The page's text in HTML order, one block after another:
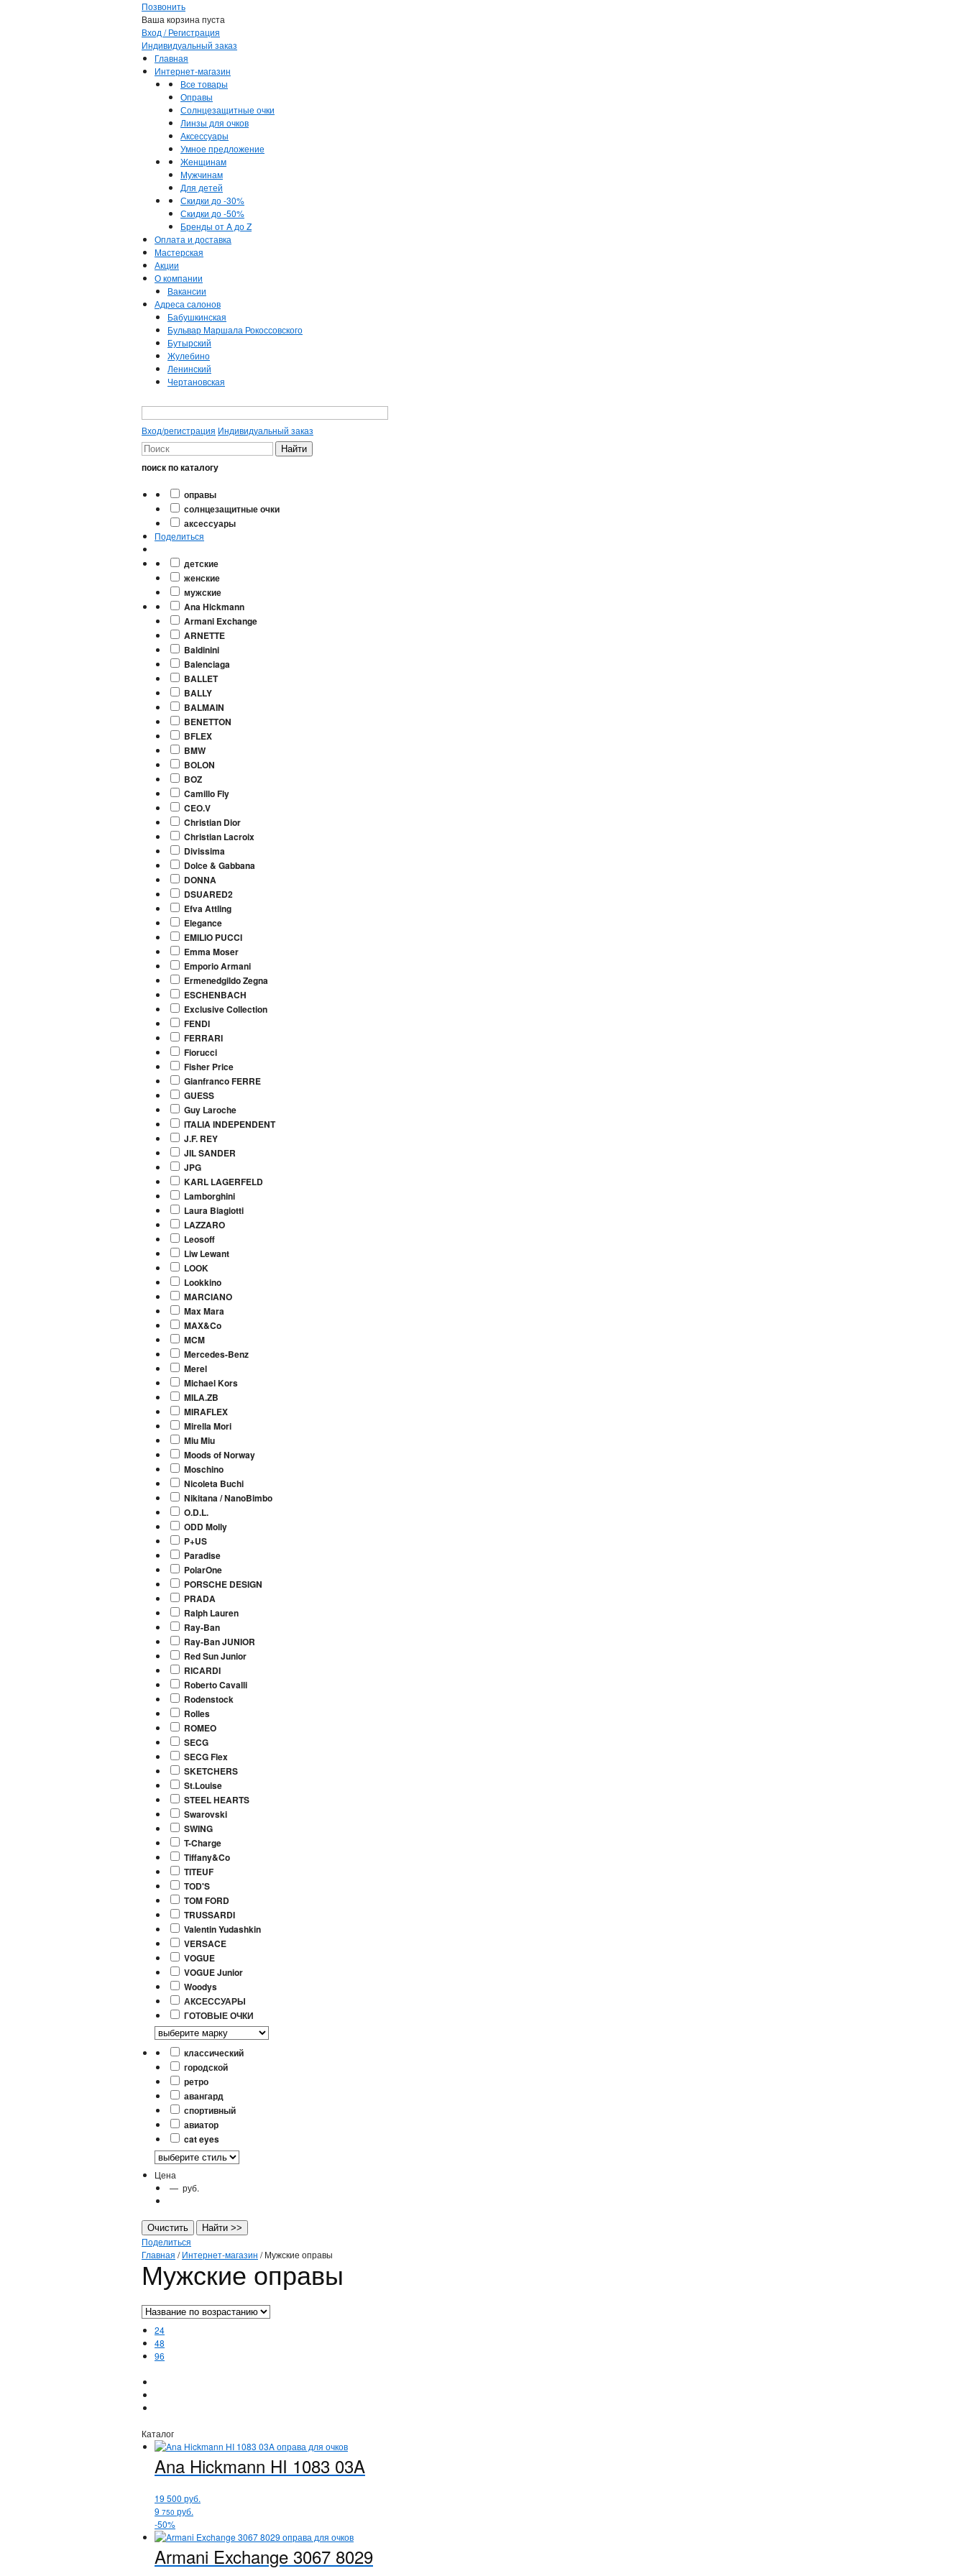
Позвонить
Ваша корзина пуста
Вход / Регистрация
Индивидуальный заказ
Главная
Интернет-магазин
Все товары
Оправы
Солнцезащитные очки
Линзы для очков
Аксессуары
Умное предложение
Женщинам
Мужчинам
Для детей
Скидки до -30%
Скидки до -50%
Бренды от A до Z
Оплата и доставка
Мастерская
Акции
О компании
Вакансии
Адреса салонов
Бабушкинская
Бульвар Маршала Рокоссовского
Бутырский
Жулебино
Ленинский
Чертановская
Вход/регистрация Индивидуальный заказ
поиск по каталогу
оправы
солнцезащитные очки
аксессуары
Поделиться
детские
женские
мужские
Ana Hickmann
Armani Exchange
ARNETTE
Baldinini
Balenciaga
BALLET
BALLY
BALMAIN
BENETTON
BFLEX
BMW
BOLON
BOZ
Camillo Fly
CEO.V
Christian Dior
Christian Lacroix
Divissima
Dolce & Gabbana
DONNA
DSUARED2
Efva Attling
Elegance
EMILIO PUCCI
Emma Moser
Emporio Armani
Ermenedgildo Zegna
ESCHENBACH
Exclusive Collection
FENDI
FERRARI
Fiorucci
Fisher Price
Gianfranco FERRE
GUESS
Guy Laroche
ITALIA INDEPENDENT
J.F. REY
JIL SANDER
JPG
KARL LAGERFELD
Lamborghini
Laura Biagiotti
LAZZARO
Leosoff
Liw Lewant
LOOK
Lookkino
MARCIANO
Max Mara
MAX&Co
MCM
Mercedes-Benz
Merel
Michael Kors
MILA.ZB
MIRAFLEX
Mirella Mori
Miu Miu
Moods of Norway
Moschino
Nicoleta Buchi
Nikitana / NanoBimbo
O.D.L.
ODD Molly
P+US
Paradise
PolarOne
PORSCHE DESIGN
PRADA
Ralph Lauren
Ray-Ban
Ray-Ban JUNIOR
Red Sun Junior
RICARDI
Roberto Cavalli
Rodenstock
Rolles
ROMEO
SECG
SECG Flex
SKETCHERS
St.Louise
STEEL HEARTS
Swarovski
SWING
T-Charge
Tiffany&Co
TITEUF
TOD'S
TOM FORD
TRUSSARDI
Valentin Yudashkin
VERSACE
VOGUE
VOGUE Junior
Woodys
АКСЕССУАРЫ
ГОТОВЫЕ ОЧКИ
классический
городской
ретро
авангард
спортивный
авиатор
cat eyes
Цена
— руб.
Поделиться
Главная /Интернет-магазин /Мужские оправы
Мужские оправы
24
48
96
Каталог
Ana Hickmann HI 1083 03A
19 500 руб.
9 750 руб.
-50%
Armani Exchange 3067 8029